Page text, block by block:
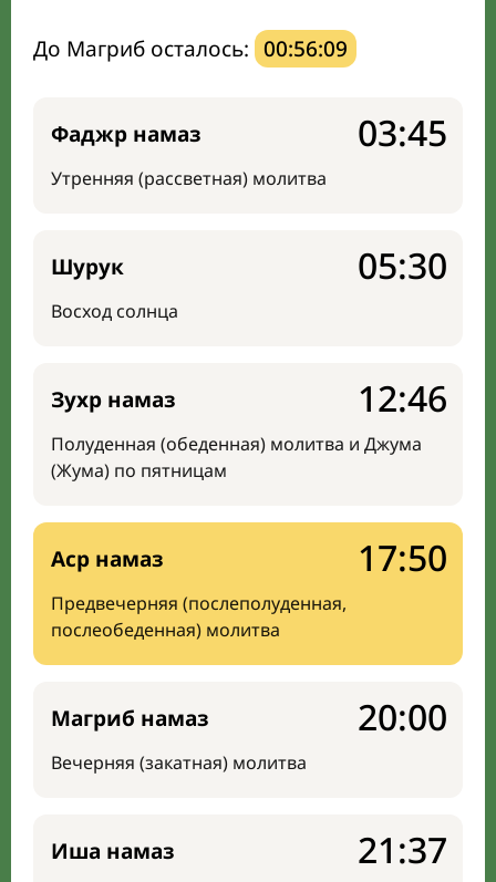
До Магриб осталось: 00:56:08
Фаджр намаз
Утренняя (рассветная) молитва
03:45
Шурук
Восход солнца
05:30
Зухр намаз
Полуденная (обеденная) молитва и Джума
(Жума) по пятницам
12:46
Аср намаз
Предвечерняя (послеполуденная,
послеобеденная) молитва
17:50
Магриб намаз
Вечерняя (закатная) молитва
20:00
Иша намаз 21:37